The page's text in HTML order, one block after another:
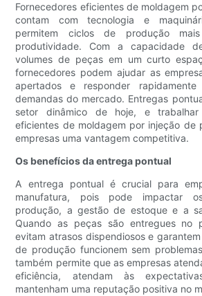
Fornecedores eficientes de moldagem
contam com tecnologia e
permitem ciclos de produção
produtividade. Com a capacidade
volumes de peças em um curto
fornecedores podem ajudar as
apertados e responder
demandas do mercado. Entregas
setor dinâmico de hoje, e trabalhar
eficientes de moldagem por injeção de
empresas uma vantagem competitiva.
Os benefícios da entrega pontual
A entrega pontual é crucial para
manufatura, pois pode impactar
produção, a gestão de estoque e a
Quando as peças são entregues no
evitam atrasos dispendiosos e
de produção funcionem sem
também permite que as empresas
eficiência, atendam às
mantenham uma reputação positiva no